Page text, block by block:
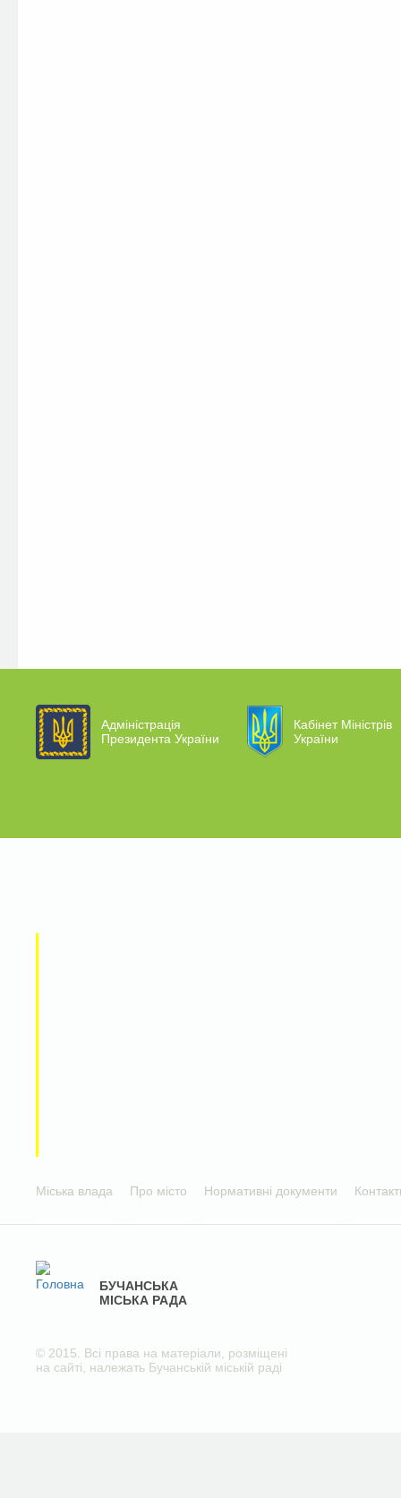
Адміністрація
Президента України
Кабінет Міністрів
України
Міська влада Про місто Нормативні документи
БУЧАНСЬКА
МІСЬКА РАДА
© 2015. Всі права на матеріали, розміщені
на сайті, належать Бучанській міській раді